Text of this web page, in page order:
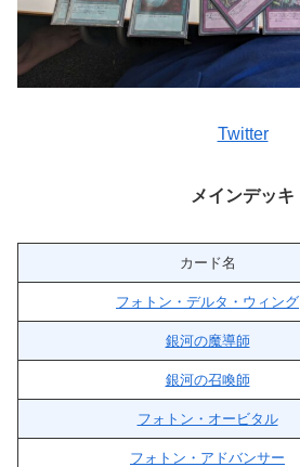
Twitter
メインデッキ
カード名
フォトン・デルタ・ウィング
銀河の魔導師
銀河の召喚師
フォトン・オービタル
フォトン・アドバンサー